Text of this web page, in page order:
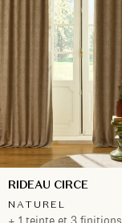
RIDEAU CIRCE
NATUREL